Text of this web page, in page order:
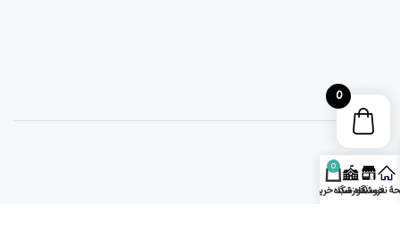
0
نخست
فروشگاهآموزشگاه
0
سبد خرید